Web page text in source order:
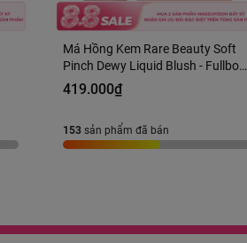
Má Hồng Kem Rare Beauty Soft
Pinch Dewy Liquid Blush - Fullbox
Hàng US
419.000₫
153 sản phẩm đã bán